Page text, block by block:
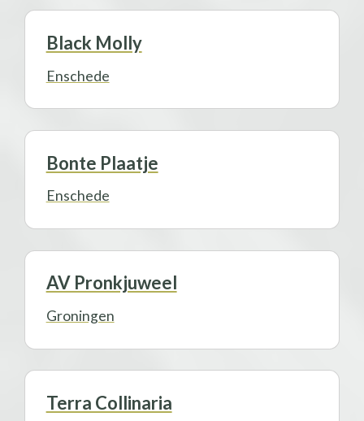
Black Molly
Enschede
Bonte Plaatje
Enschede
AV Pronkjuweel
Groningen
Terra Collinaria